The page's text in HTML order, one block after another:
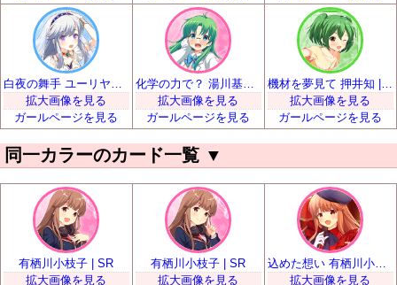
拡大画像を見る
ガールページを見る
化学の力で？ 湯川基世 | SR
拡大画像を見る
ガールページを見る
機材を夢見て 押井知 | SR
拡大画像を見る
ガールページを見る
同一カラーのカード一覧 ▼
有栖川小枝子 | SR
拡大画像を見る
有栖川小枝子 | SR
拡大画像を見る
込めた想い 有栖川小枝子 | SSR
拡大画像を見る